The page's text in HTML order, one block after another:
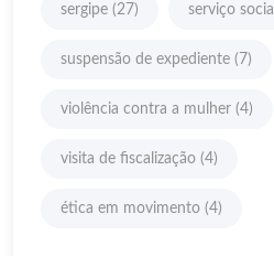
sergipe (27) serviço social
suspensão de expediente (7)
violência contra a mulher (4)
visita de fiscalização (4)
ética em movimento (4)